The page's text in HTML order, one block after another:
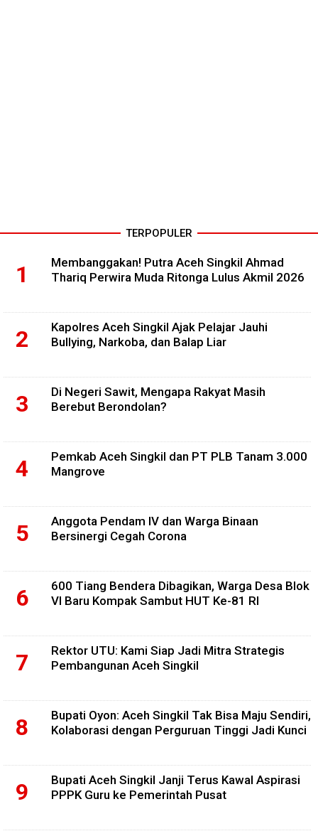
TERPOPULER
Membanggakan! Putra Aceh Singkil Ahmad
Thariq Perwira Muda Ritonga Lulus Akmil 2026
Kapolres Aceh Singkil Ajak Pelajar Jauhi
Bullying, Narkoba, dan Balap Liar
Di Negeri Sawit, Mengapa Rakyat Masih
Berebut Berondolan?
Pemkab Aceh Singkil dan PT PLB Tanam 3.000
Mangrove
Anggota Pendam IV dan Warga Binaan
Bersinergi Cegah Corona
600 Tiang Bendera Dibagikan, Warga Desa Blok
VI Baru Kompak Sambut HUT Ke-81 RI
Rektor UTU: Kami Siap Jadi Mitra Strategis
Pembangunan Aceh Singkil
Bupati Oyon: Aceh Singkil Tak Bisa Maju Sendiri,
Kolaborasi dengan Perguruan Tinggi Jadi Kunci
Bupati Aceh Singkil Janji Terus Kawal Aspirasi
PPPK Guru ke Pemerintah Pusat